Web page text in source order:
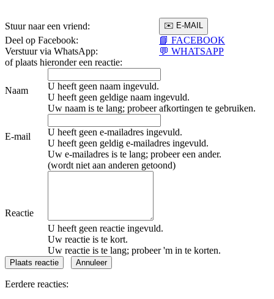
Stuur naar een vriend:
Deel op Facebook:
📘 FACEBOOK
Verstuur via WhatsApp:
💬 WHATSAPP
of plaats hieronder een reactie:
Naam
U heeft geen naam ingevuld.
U heeft geen geldige naam ingevuld.
Uw naam is te lang; probeer afkortingen te gebruiken.
E-mail
U heeft geen e-mailadres ingevuld.
U heeft geen geldig e-mailadres ingevuld.
Uw e-mailadres is te lang; probeer een ander.
(wordt niet aan anderen getoond)
Reactie
U heeft geen reactie ingevuld.
Uw reactie is te kort.
Uw reactie is te lang; probeer 'm in te korten.
Eerdere reacties: